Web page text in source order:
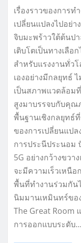
เรื่องราวของการท
เปลี่ยนแปลงไปอย่
จิบมะพร้าวใต้ต้นป
เติบโตเป็นทางเลื
สำหรับแรงงานทั่ว
เองอย่างมีกลยุทธ์
เป็นสภาพแวดล้อม
สูงมาบรรจบกับคุณ
พื้นฐานเชิงกลยุทธ์
ของการเปลี่ยนแป
การประนีประนอม
5G อย่างกว้างขวา
จะมีความเร็วเหนือ
พื้นที่ทำงานร่วมกัน
นิมมานเหมินทร์ขอ
The Great Room
การออกแบบระดับ…